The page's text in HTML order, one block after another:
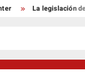
La legislación de